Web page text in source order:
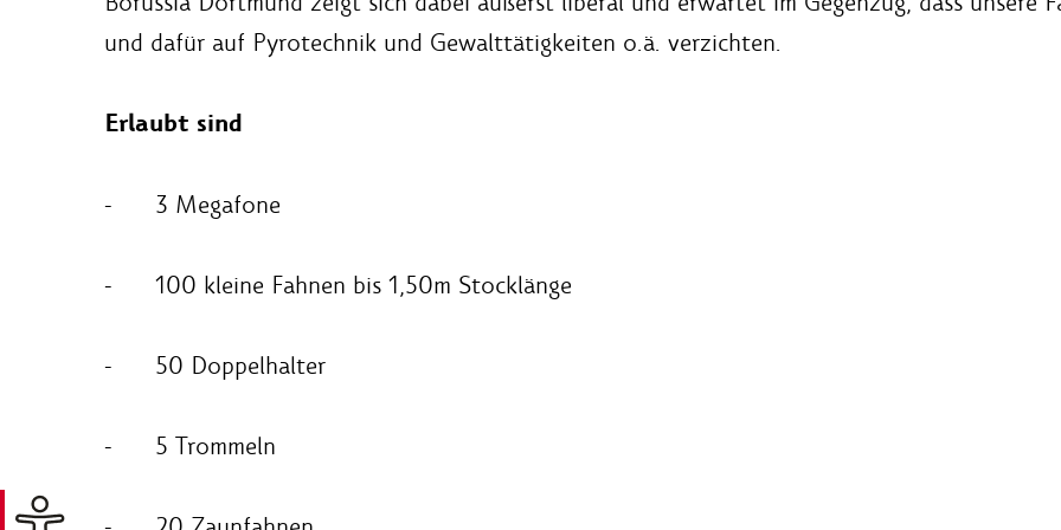
und dafür auf Pyrotechnik und Gewalttätigkeiten o.ä. verzichten.
Erlaubt sind
- 3 Megafone
- 100 kleine Fahnen bis 1,50m Stocklänge
- 50 Doppelhalter
- 5 Trommeln